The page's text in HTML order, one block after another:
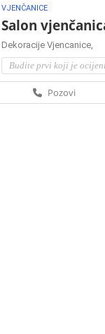
VJENČANICE
Salon
Dekoracije Vjencanice,
Budite prvi koji je
Pozovi